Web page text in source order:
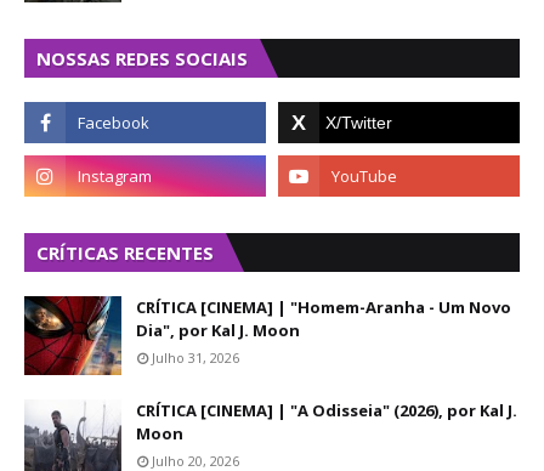
NOSSAS REDES SOCIAIS
CRÍTICAS RECENTES
CRÍTICA [CINEMA] | "Homem-Aranha - Um Novo
Dia", por Kal J. Moon
Julho 31, 2026
CRÍTICA [CINEMA] | "A Odisseia" (2026), por Kal J.
Moon
Julho 20, 2026